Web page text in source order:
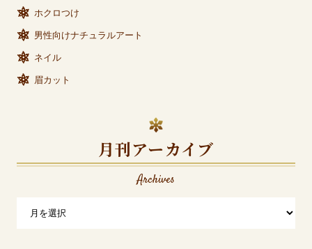
ホクロつけ
男性向けナチュラルアート
ネイル
眉カット
月刊アーカイブ
Archives